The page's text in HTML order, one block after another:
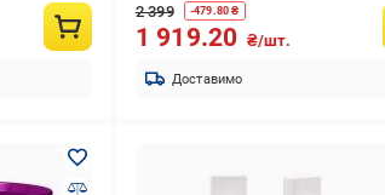
2 399 -479.80 ₴
1 919.20 ₴/шт.
Доставимо